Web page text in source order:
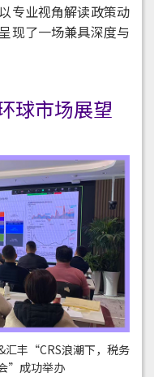
专业视角解读政策动
现了一场兼具深度与
球市场展望
汇丰“CRS浪潮下，税务
”成功举办